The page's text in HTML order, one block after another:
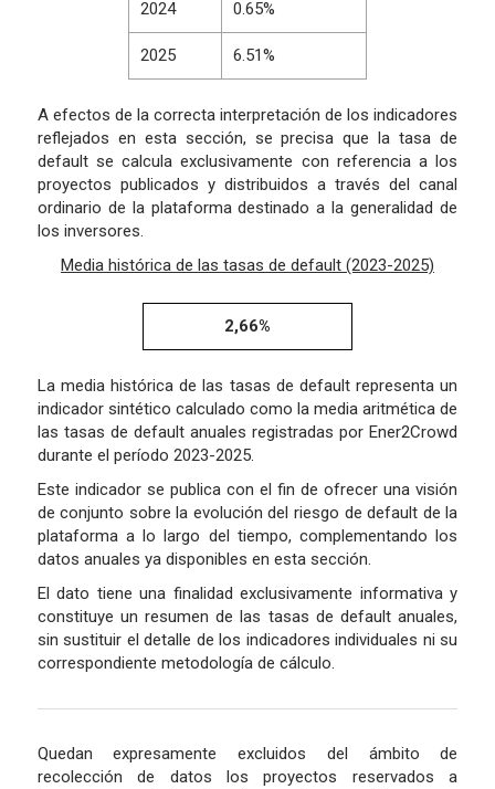
2024 0.65%
2025 6.51%
A efectos de la correcta interpretación de los indicadores
reflejados en esta sección, se precisa que la tasa de
default se calcula exclusivamente con referencia a los
proyectos publicados y distribuidos a través del canal
ordinario de la plataforma destinado a la generalidad de
los inversores.
Media histórica de las tasas de default (2023-2025)
2,66%
La media histórica de las tasas de default representa un
indicador sintético calculado como la media aritmética de
las tasas de default anuales registradas por Ener2Crowd
durante el período 2023-2025.
Este indicador se publica con el fin de ofrecer una visión
de conjunto sobre la evolución del riesgo de default de la
plataforma a lo largo del tiempo, complementando los
datos anuales ya disponibles en esta sección.
El dato tiene una finalidad exclusivamente informativa y
constituye un resumen de las tasas de default anuales,
sin sustituir el detalle de los indicadores individuales ni su
correspondiente metodología de cálculo.
Quedan expresamente excluidos del ámbito de
recolección de datos los proyectos reservados a